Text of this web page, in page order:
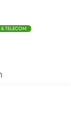
& TELECOM